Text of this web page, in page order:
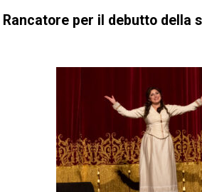
per il debutto della